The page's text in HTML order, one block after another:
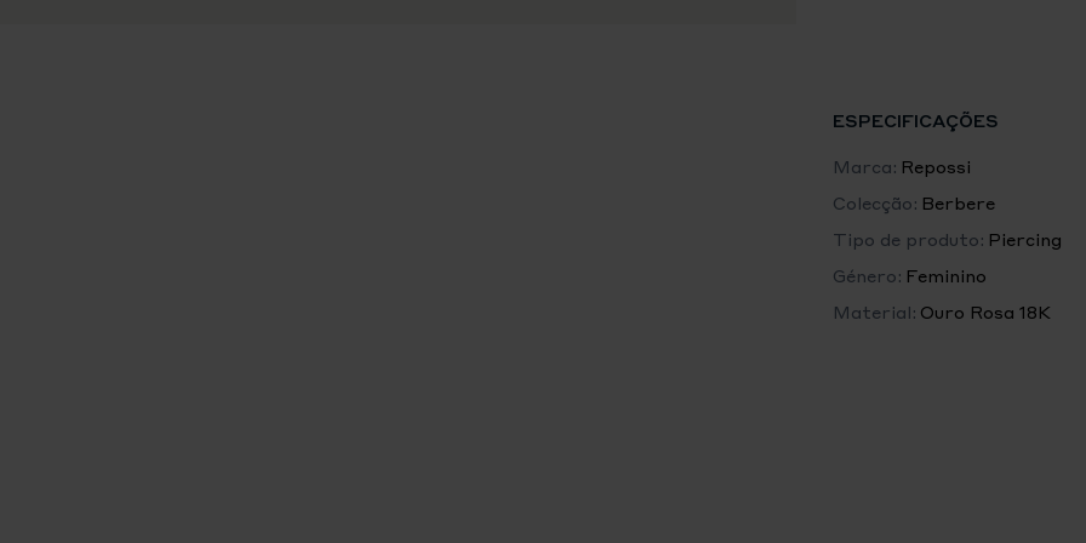
ESPECIFICAÇÕES
Marca: Repossi
Colecção: Berbere
Tipo de produto: Piercing
Género: Feminino
Material: Ouro Rosa 18K